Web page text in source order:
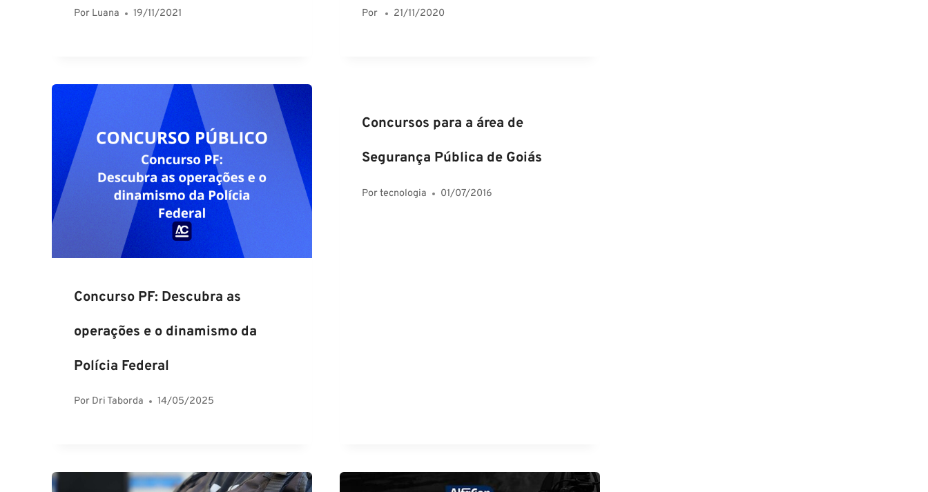
Por Luana 19/11/2021 Por 21/11/2020
Concurso PF: Descubra as
operações e o dinamismo da
Polícia Federal
Por Dri Taborda 14/05/2025
Concursos para a área de
Segurança Pública de Goiás
Portecnologia 01/07/2016